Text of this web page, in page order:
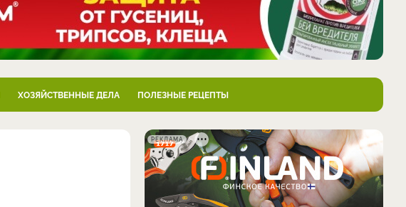
ХОЗЯЙСТВЕННЫЕ ДЕЛА ПОЛЕЗНЫЕ РЕЦЕПТЫ
РЕКЛАМА